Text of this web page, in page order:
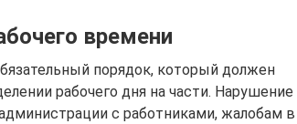
времени
порядок, который должен
рабочего дня на части. Нарушение
с работниками, жалобам в